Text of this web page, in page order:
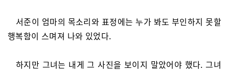
서준이 엄마의 목소리와 표정에는 누가 봐도 부인하지 못할
행복함이 스며져 나와 있었다.
하지만 그녀는 내게 그 사진을 보이지 말았어야 했다. 그녀